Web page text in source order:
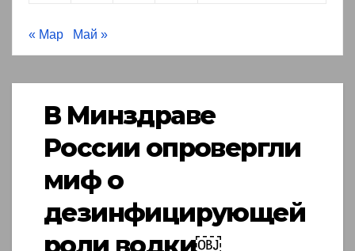
« Мар Май »
В Минздраве
России опровергли
миф о
дезинфицирующей